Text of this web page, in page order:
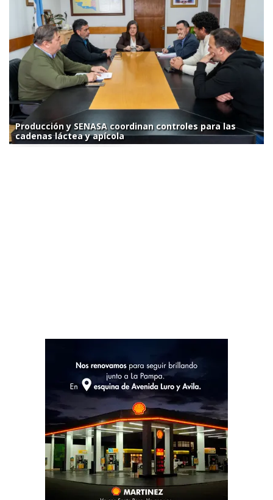
Producción y SENASA coordinan controles para las
cadenas láctea y apícola